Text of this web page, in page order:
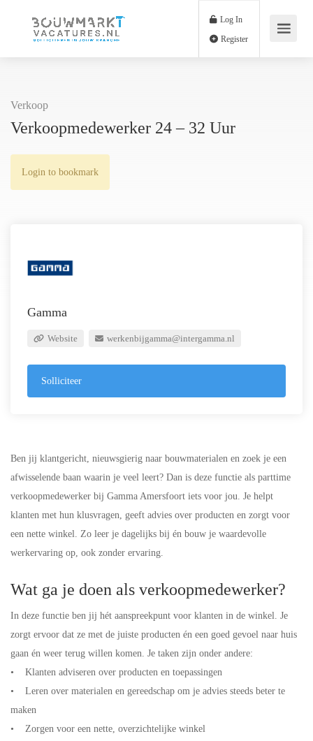
Log In
Verkoop
Verkoopmedewerker 24 – 32 Uur
Login to bookmark
Gamma
Website werkenbijgamma@intergamma.nl
Solliciteer
Ben jij klantgericht, nieuwsgierig naar bouwmaterialen en zoek je een
afwisselende baan waarin je veel leert? Dan is deze functie als parttime
verkoopmedewerker bij Gamma Amersfoort iets voor jou. Je helpt
klanten met hun klusvragen, geeft advies over producten en zorgt voor
een nette winkel. Zo leer je dagelijks bij én bouw je waardevolle
werkervaring op, ook zonder ervaring.
Wat ga je doen als verkoopmedewerker?
In deze functie ben jij hét aanspreekpunt voor klanten in de winkel. Je
zorgt ervoor dat ze met de juiste producten én een goed gevoel naar huis
gaan én weer terug willen komen. Je taken zijn onder andere:
• Klanten adviseren over producten en toepassingen
• Leren over materialen en gereedschap om je advies steeds beter te
maken
• Zorgen voor een nette, overzichtelijke winkel